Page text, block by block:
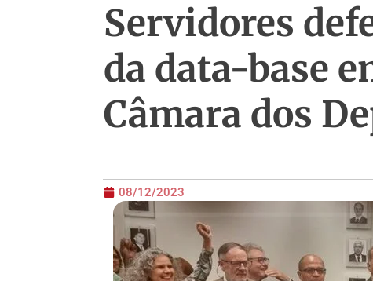
Servidores
da data-base
Câmara dos
08/12/2023